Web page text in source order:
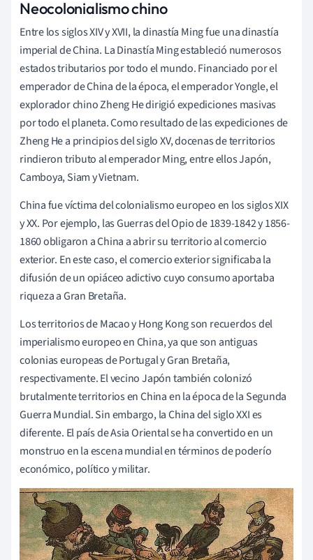
Neocolonialismo chino
Entre los siglos XIV y XVII, la dinastía Ming fue una dinastía
imperial de China. La Dinastía Ming estableció numerosos
estados tributarios por todo el mundo. Financiado por el
emperador de China de la época, el emperador Yongle, el
explorador chino Zheng He dirigió expediciones masivas
por todo el planeta. Como resultado de las expediciones de
Zheng He a principios del siglo XV, docenas de territorios
rindieron tributo al emperador Ming, entre ellos Japón,
Camboya, Siam y Vietnam.
China fue víctima del colonialismo europeo en los siglos XIX
y XX. Por ejemplo, las Guerras del Opio de 1839-1842 y 1856-
1860 obligaron a China a abrir su territorio al comercio
exterior. En este caso, el comercio exterior significaba la
difusión de un opiáceo adictivo cuyo consumo aportaba
riqueza a Gran Bretaña.
Los territorios de Macao y Hong Kong son recuerdos del
imperialismo europeo en China, ya que son antiguas
colonias europeas de Portugal y Gran Bretaña,
respectivamente. El vecino Japón también colonizó
brutalmente territorios en China en la época de la Segunda
Guerra Mundial. Sin embargo, la China del siglo XXI es
diferente. El país de Asia Oriental se ha convertido en un
monstruo en la escena mundial en términos de poderío
económico, político y militar.